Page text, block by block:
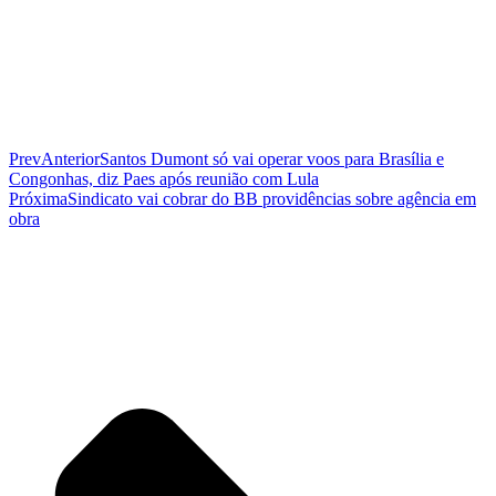
PrevAnteriorSantos Dumont só vai operar voos para Brasília e
Congonhas, diz Paes após reunião com Lula
PróximaSindicato vai cobrar do BB providências sobre agência em
obra